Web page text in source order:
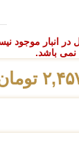
انبار موجود
نمی باشد.